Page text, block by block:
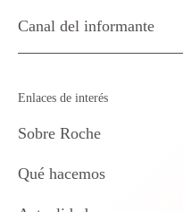
Canal del informante
Enlaces de interés
Sobre Roche
Qué hacemos